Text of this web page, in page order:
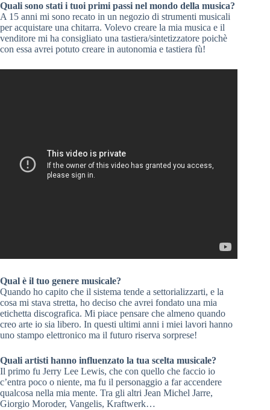
Quali sono stati i tuoi primi passi nel mondo della musica?
A 15 anni mi sono recato in un negozio di strumenti musicali
per acquistare una chitarra. Volevo creare la mia musica e il
venditore mi ha consigliato una tastiera/sintetizzatore poichè
con essa avrei potuto creare in autonomia e tastiera fù!
Qual è il tuo genere musicale?
Quando ho capito che il sistema tende a settorializzarti, e la
cosa mi stava stretta, ho deciso che avrei fondato una mia
etichetta discografica. Mi piace pensare che almeno quando
creo arte io sia libero. In questi ultimi anni i miei lavori hanno
uno stampo elettronico ma il futuro riserva sorprese!
Quali artisti hanno influenzato la tua scelta musicale?
Il primo fu Jerry Lee Lewis, che con quello che faccio io
c’entra poco o niente, ma fu il personaggio a far accendere
qualcosa nella mia mente. Tra gli altri Jean Michel Jarre,
Giorgio Moroder, Vangelis, Kraftwerk…